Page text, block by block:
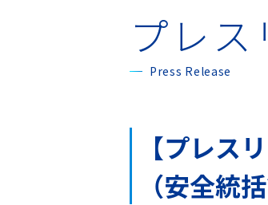
プレス
Press Release
【プレス
（安全統